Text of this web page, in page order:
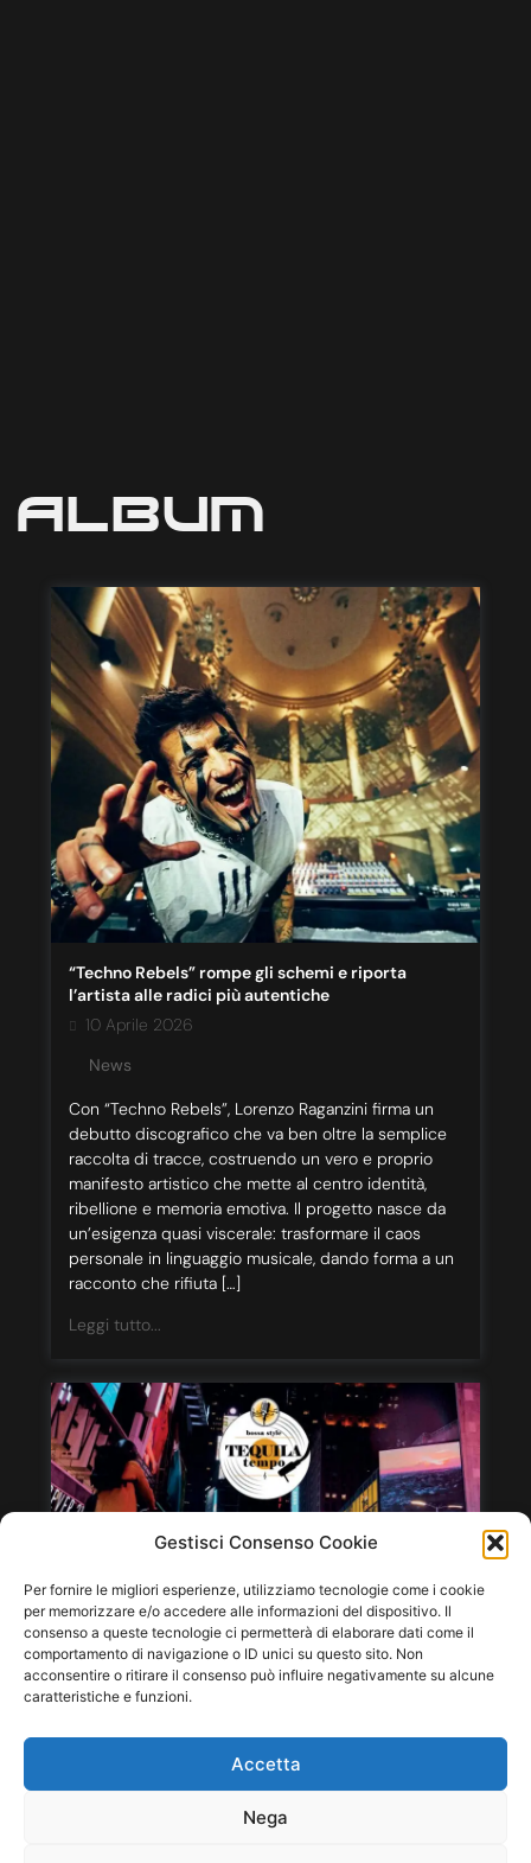
Gestisci Consenso Cookie
Per fornire le migliori esperienze, utilizziamo tecnologie come i cookie
per memorizzare e/o accedere alle informazioni del dispositivo. Il
consenso a queste tecnologie ci permetterà di elaborare dati come il
comportamento di navigazione o ID unici su questo sito. Non
acconsentire o ritirare il consenso può influire negativamente su alcune
caratteristiche e funzioni.
Accetta
Nega
Album
“Techno Rebels” rompe gli schemi e riporta
l’artista alle radici più autentiche
10 Aprile 2026
News
Con “Techno Rebels”, Lorenzo Raganzini firma un
debutto discografico che va ben oltre la semplice
raccolta di tracce, costruendo un vero e proprio
manifesto artistico che mette al centro identità,
ribellione e memoria emotiva. Il progetto nasce da
un’esigenza quasi viscerale: trasformare il caos
personale in linguaggio musicale, dando forma a un
racconto che rifiuta […]
Leggi tutto...
Tequila Tempo, un tocco di bossa non guasta mai
14 Febbraio 2025